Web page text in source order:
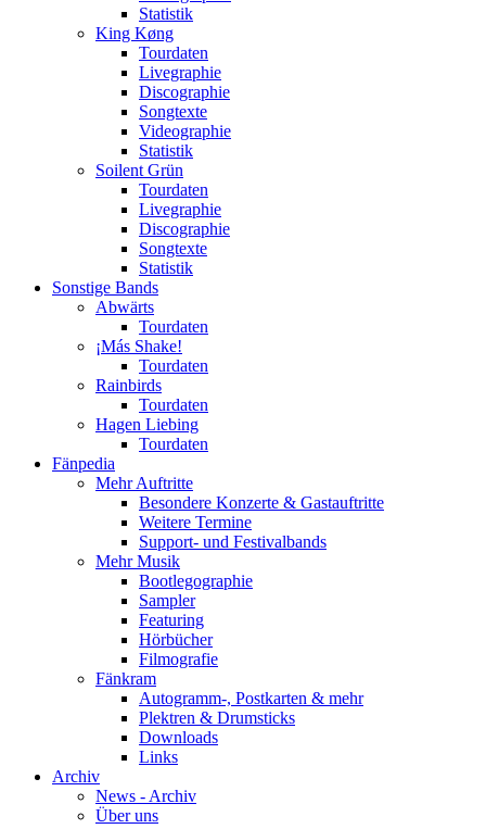
Statistik
King Køng
Tourdaten
Livegraphie
Discographie
Songtexte
Videographie
Statistik
Soilent Grün
Tourdaten
Livegraphie
Discographie
Songtexte
Statistik
Sonstige Bands
Abwärts
Tourdaten
¡Más Shake!
Tourdaten
Rainbirds
Tourdaten
Hagen Liebing
Tourdaten
Fänpedia
Mehr Auftritte
Besondere Konzerte & Gastauftritte
Weitere Termine
Support- und Festivalbands
Mehr Musik
Bootlegographie
Sampler
Featuring
Hörbücher
Filmografie
Fänkram
Autogramm-, Postkarten & mehr
Plektren & Drumsticks
Downloads
Links
Archiv
News - Archiv
Über uns